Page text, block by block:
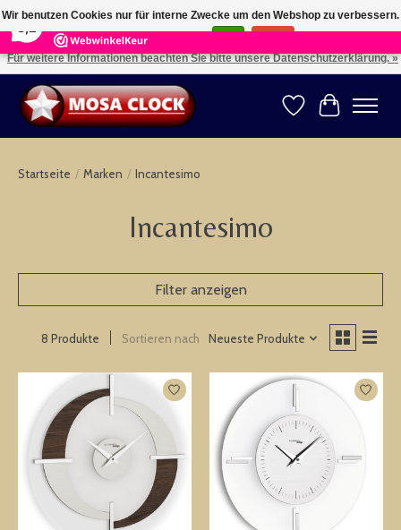
164 Reviews ×
Kies uw taal: NL -- Wählen Sie ihre Sprache: DE -- Choose your language: EN ⇓ ⇒
Wunschzettel
Ihr
Startseite / Marken / Incantesimo
Incantesimo
Filter anzeigen
8 Produkte Sortieren nach Neueste Produkte
Wir benutzen Cookies nur für interne Zwecke um den Webshop zu verbessern.
Ist das in Ordnung?
Für weitere Informationen beachten Sie bitte unsere Datenschutzerklärung. »